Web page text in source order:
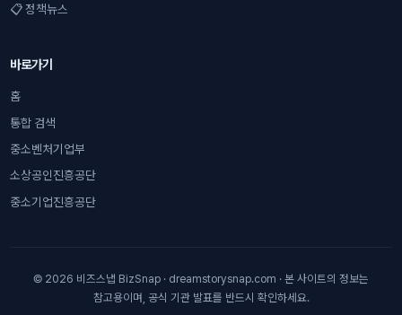
📋 정책뉴스
바로가기
홈
통합 검색
중소벤처기업부
소상공인진흥공단
중소기업진흥공단
© 2026 비즈스냅 BizSnap · dreamstorysnap.com · 본 사이트의 정보는
참고용이며, 공식 기관 발표를 반드시 확인하세요.